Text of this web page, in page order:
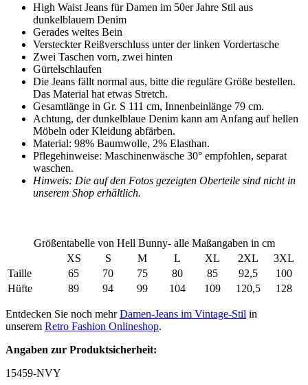
High Waist Jeans für Damen im 50er Jahre Stil aus
dunkelblauem Denim
Gerades weites Bein
Versteckter Reißverschluss unter der linken Vordertasche
Zwei Taschen vorn, zwei hinten
Gürtelschlaufen
Die Jeans fällt normal aus, bitte die reguläre Größe bestellen.
Das Material hat etwas Stretch.
Gesamtlänge in Gr. S 111 cm, Innenbeinlänge 79 cm.
Achtung, der dunkelblaue Denim kann am Anfang auf hellen
Möbeln oder Kleidung abfärben.
Material: 98% Baumwolle, 2% Elasthan.
Pflegehinweise: Maschinenwäsche 30° empfohlen, separat
waschen.
Hinweis: Die auf den Fotos gezeigten Oberteile sind nicht in
unserem Shop erhältlich.
Größentabelle von Hell Bunny- alle Maßangaben in cm
XS
S M L XL 2XL
3XL
Taille
65 70 75 80 85 92,5
100
Hüfte
89 94 99 104 109 120,5 128
Entdecken Sie noch mehrDamen-Jeans im Vintage-Stil in
unserem Retro Fashion Onlineshop.
Angaben zur Produktsicherheit:
15459-NVY